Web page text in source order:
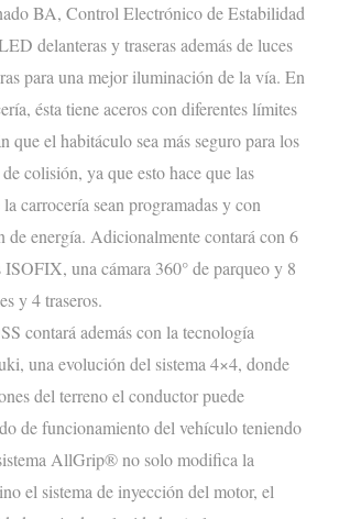
BA, Control Electrónico de Estabilidad
delanteras y traseras además de luces
para una mejor iluminación de la vía. En
ésta tiene aceros con diferentes límites
que el habitáculo sea más seguro para los
colisión, ya que esto hace que las
carrocería sean programadas y con
de energía. Adicionalmente contará con 6
ISOFIX, una cámara 360° de parqueoy 8
y 4 traseros.
contará además con la tecnología
una evolución del sistema 4×4, donde
del terrenoel conductor puede
de funcionamiento del vehículo teniendo
AllGrip®no solo modifica la
el sistema de inyección del motor, el